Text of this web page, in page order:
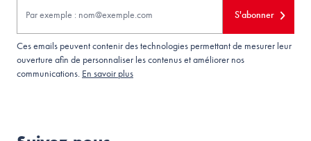
S'abonner
Ces emails peuvent contenir des technologies permettant de mesurer leur
ouverture afin de personnaliser les contenus et améliorer nos
communications. En savoir plus